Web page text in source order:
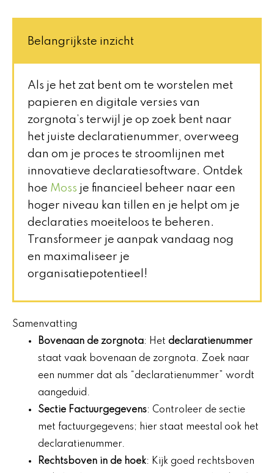
Belangrijkste inzicht
Als je het zat bent om te worstelen met
papieren en digitale versies van
zorgnota’s terwijl je op zoek bent naar
het juiste declaratienummer, overweeg
dan om je proces te stroomlijnen met
innovatieve declaratiesoftware. Ontdek
hoe Moss je financieel beheer naar een
hoger niveau kan tillen en je helpt om je
declaraties moeiteloos te beheren.
Transformeer je aanpak vandaag nog
en maximaliseer je
organisatiepotentieel!
Samenvatting
Bovenaan de zorgnota: Het declaratienummer
staat vaak bovenaan de zorgnota. Zoek naar
een nummer dat als “declaratienummer” wordt
aangeduid.
Sectie Factuurgegevens: Controleer de sectie
met factuurgegevens; hier staat meestal ook het
declaratienummer.
Rechtsboven in de hoek: Kijk goed rechtsboven